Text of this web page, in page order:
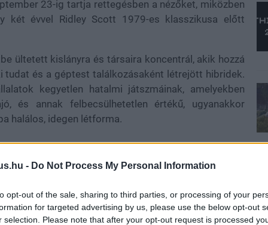
- Do Not Process My Personal Information
opt-out of the sale, sharing to third parties, or processing of your
for targeted advertising by us, please use the below opt-out
selection. Please note that after your opt-out request is processed
23-ig tartja rettegésben a nézőket, miközben
két évvel Ridley Scott 1979-es klasszikusa előtt
ültetett kislányra és társaira koncentrál, akik hozzá
tudat és a géptest találkozásaként létrejött hibridek.
kegyetlen hatalmi játszmáinak, amelyekben
és annak felbecsülhetetlen értékű, ugyanakkor
halálos, idegen létforma.
már a kezdetekkor egyértelművé tette, hogy a
hatnia, ezért a Maginot űrhajó belső tereit a
nyitójelenet pedig szinte kockáról kockára idézi fel a
eszik, beszélget, miközben lassan a baljós hangulat